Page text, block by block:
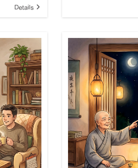
Details